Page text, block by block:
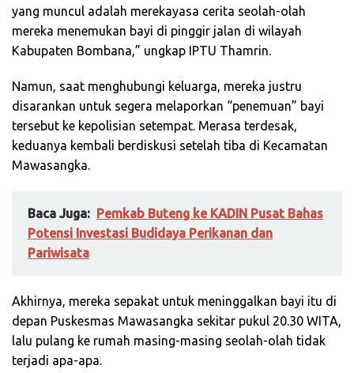
yang muncul adalah merekayasa cerita seolah-olah
mereka menemukan bayi di pinggir jalan di wilayah
Kabupaten Bombana,” ungkap IPTU Thamrin.
Namun, saat menghubungi keluarga, mereka justru
disarankan untuk segera melaporkan “penemuan” bayi
tersebut ke kepolisian setempat. Merasa terdesak,
keduanya kembali berdiskusi setelah tiba di Kecamatan
Mawasangka.
Baca Juga:
Pemkab Buteng ke KADIN Pusat Bahas
Potensi Investasi Budidaya Perikanan dan
Pariwisata
Akhirnya, mereka sepakat untuk meninggalkan bayi itu di
depan Puskesmas Mawasangka sekitar pukul 20.30 WITA,
lalu pulang ke rumah masing-masing seolah-olah tidak
terjadi apa-apa.